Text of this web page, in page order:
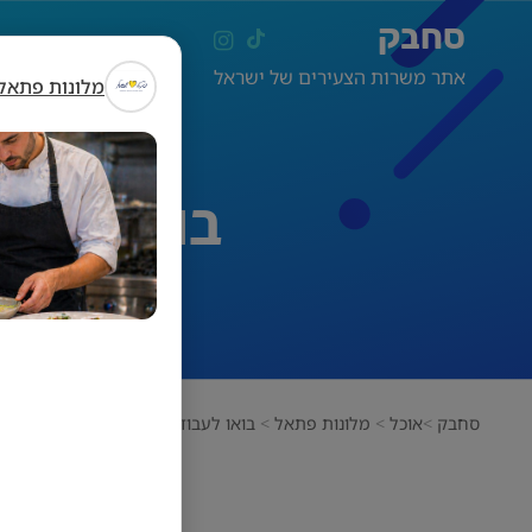
מלונות
סחבק
אתר משרות הצעירים של ישראל
בואו
סחבק אוכל מלונות פתאל בואו לעבוד כטבחים/ות במלונות